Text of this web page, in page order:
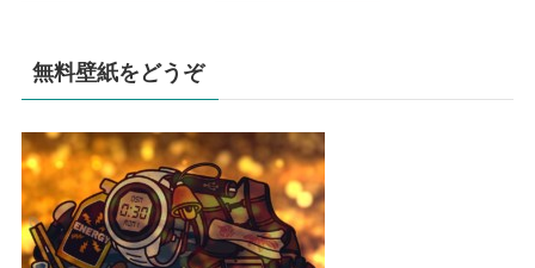
無料壁紙をどうぞ